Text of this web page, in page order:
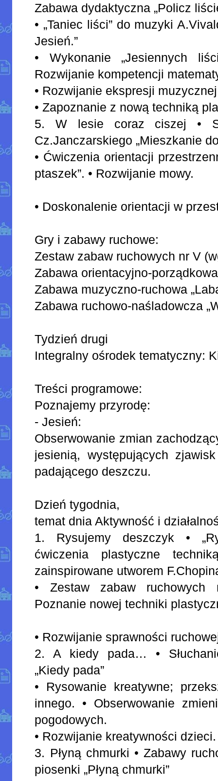
Zabawa dydaktyczna „Policz
• „Taniec liści” do muzyki
Jesień.”
• Wykonanie „Jesiennych
Rozwijanie kompetencji
• Rozwijanie ekspresji
• Zapoznanie z nową techniką
5. W lesie coraz ciszej •
Cz.Janczarskiego „Mieszkanie
• Ćwiczenia orientacji
ptaszek”. • Rozwijanie mowy.
• Doskonalenie orientacji w
Gry i zabawy ruchowe:
Zestaw zabaw ruchowych nr V
Zabawa orientacyjno-
Zabawa muzyczno-ruchowa
Zabawa ruchowo-naśladowcza
Tydzień drugi
Integralny ośrodek tematyczny:
Treści programowe:
Poznajemy przyrodę:
- Jesień:
Obserwowanie zmian
jesienią, występujących
padającego deszczu.
Dzień tygodnia,
temat dnia Aktywność i
1. Rysujemy deszczyk •
ćwiczenia plastyczne
zainspirowane utworem
• Zestaw zabaw
Poznanie nowej techniki
• Rozwijanie sprawności
2. A kiedy pada… •
„Kiedy pada”
• Rysowanie kreatywne;
innego. • Obserwowanie
pogodowych.
• Rozwijanie kreatywności dzieci.
3. Płyną chmurki • Zabawy
piosenki „Płyną chmurki”